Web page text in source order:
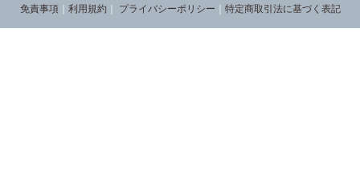
免責事項｜ 利用規約 ｜ プライバシーポリシー ｜ 特定商取引法に基づく表記